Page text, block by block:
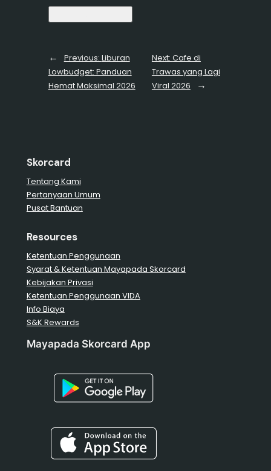
← Previous: Liburan
Lowbudget: Panduan
Hemat Maksimal 2026
Next: Cafe di
Trawas yang Lagi
Viral 2026
→
Skorcard
Tentang Kami
Pertanyaan Umum
Pusat Bantuan
Resources
Ketentuan Penggunaan
Syarat & Ketentuan Mayapada Skorcard
Kebijakan Privasi
Ketentuan Penggunaan VIDA
Info Biaya
S&K Rewards
Mayapada Skorcard App